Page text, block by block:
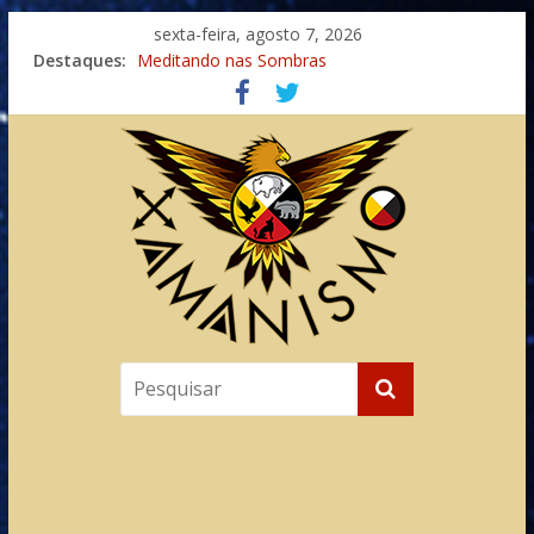
sexta-feira, agosto 7, 2026
Destaques: Meditando nas Sombras
Autosuficiência: A Jornada do Espírito Ancestral
Xamanismo Universal
Totens – Caminho Espiritual – Crescimento
Imaginação na Cura